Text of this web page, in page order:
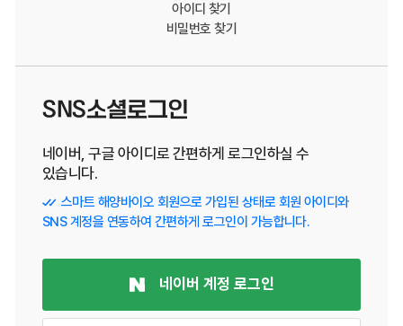
아이디 찾기
비밀번호 찾기
SNS소셜로그인
네이버, 구글 아이디로 간편하게 로그인하실 수
있습니다.
스마트 해양바이오 회원으로 가입된 상태로 회원 아이디와
SNS 계정을 연동하여 간편하게 로그인이 가능합니다.
네이버 계정 로그인